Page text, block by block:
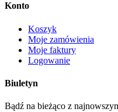
Konto
Koszyk
Moje zamówienia
Moje faktury
Logowanie
Biuletyn
Bądź na bieżąco z